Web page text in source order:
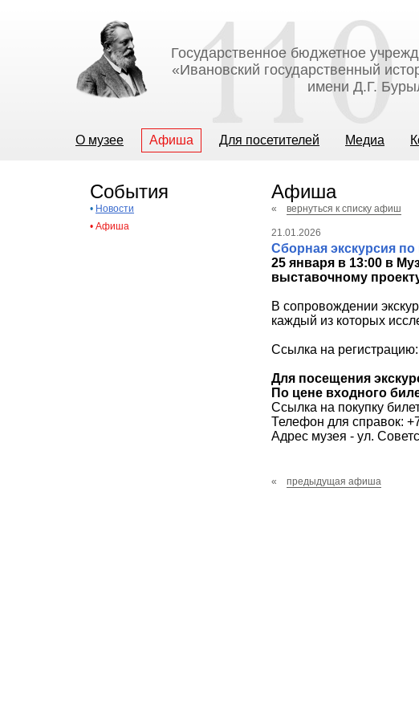
Государственное бюджетное
«Ивановский государственный
имени Д.Г.
О музее Афиша Для посетителей Медиа
События
• Новости
• Афиша
Афиша
« вернуться к списку афиш
21.01.2026
Сборная экскурсия
25 января в 13:00 в
выставочному
В сопровождении
каждый из которых
Ссылка на регистрацию:
Для посещения
По цене входного
Ссылка на покупку
Телефон для справок:
Адрес музея - ул.
« предыдущая афиша